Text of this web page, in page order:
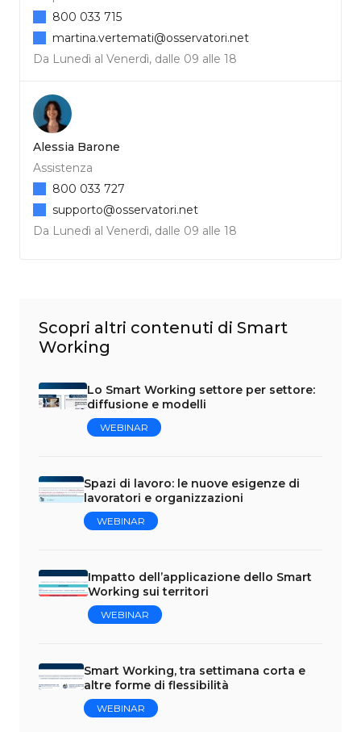
Da Lunedì al Venerdì, dalle 09 alle 18
800 033 715
martina.vertemati@osservatori.net
Alessia Barone
Assistenza
Da Lunedì al Venerdì, dalle 09 alle 18
800 033 727
supporto@osservatori.net
Scopri altri contenuti di Smart
Working
Lo Smart Working settore per settore:
diffusione e modelli
WEBINAR
Spazi di lavoro: le nuove esigenze di
lavoratori e organizzazioni
WEBINAR
Impatto dell’applicazione dello Smart
Working sui territori
WEBINAR
Smart Working, tra settimana corta e
altre forme di flessibilità
WEBINAR